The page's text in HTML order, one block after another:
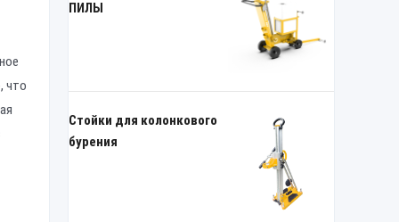
что
ПИЛЫ
Стойки для колонкового
бурения